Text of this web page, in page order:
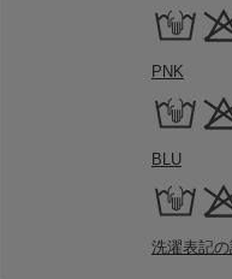
PNK
BLU
洗濯表記